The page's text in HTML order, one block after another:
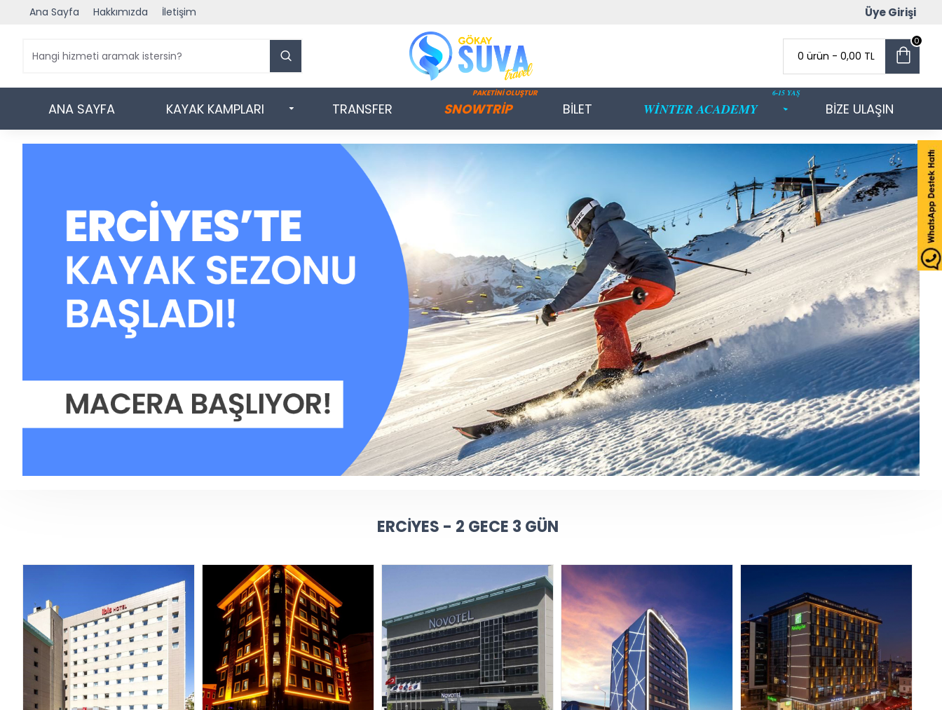
Ana Sayfa Hakkımızda İletişim Üye Girişi
0 ürün - 0,00 TL
0
ANA SAYFA KAYAK KAMPLARI TRANSFER SNOWTRİP
PAKETİNİ OLUŞTUR
BİLET WİNTER ACADEMY
6-15 YAŞ
BİZE ULAŞIN
ERCIYES - 2 GECE 3 GÜN